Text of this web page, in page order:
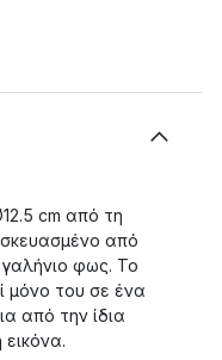
cm από τη
από
φως. Το
μόνο του σε ένα
από την ίδια